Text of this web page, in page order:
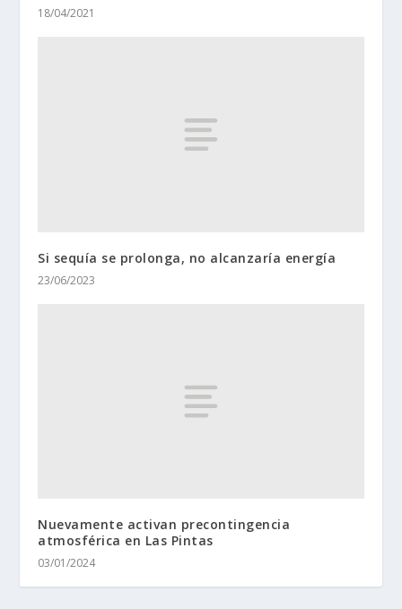
18/04/2021
Si sequía se prolonga, no alcanzaría energía
23/06/2023
Nuevamente activan precontingencia
atmosférica en Las Pintas
03/01/2024